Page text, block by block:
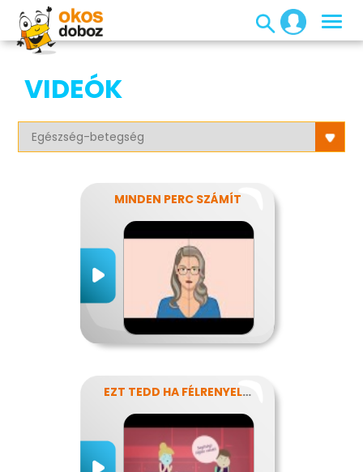
VIDEÓK
MINDEN PERC SZÁMÍT
EZT TEDD HA FÉLRENYELT VALAKI